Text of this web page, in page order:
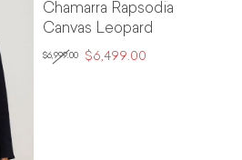
Chamarra Rapsodia
Canvas Leopard
$6,999.00 $6,499.00